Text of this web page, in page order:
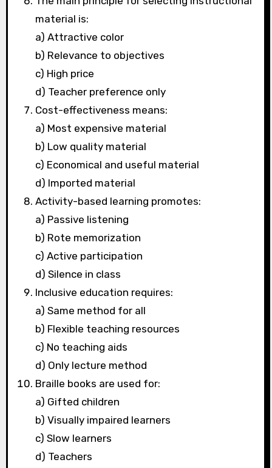
material is:
a) Attractive color
b) Relevance to objectives
c) High price
d) Teacher preference only
Cost-effectiveness means:
a) Most expensive material
b) Low quality material
c) Economical and useful material
d) Imported material
Activity-based learning promotes:
a) Passive listening
b) Rote memorization
c) Active participation
d) Silence in class
Inclusive education requires:
a) Same method for all
b) Flexible teaching resources
c) No teaching aids
d) Only lecture method
Braille books are used for:
a) Gifted children
b) Visually impaired learners
c) Slow learners
d) Teachers